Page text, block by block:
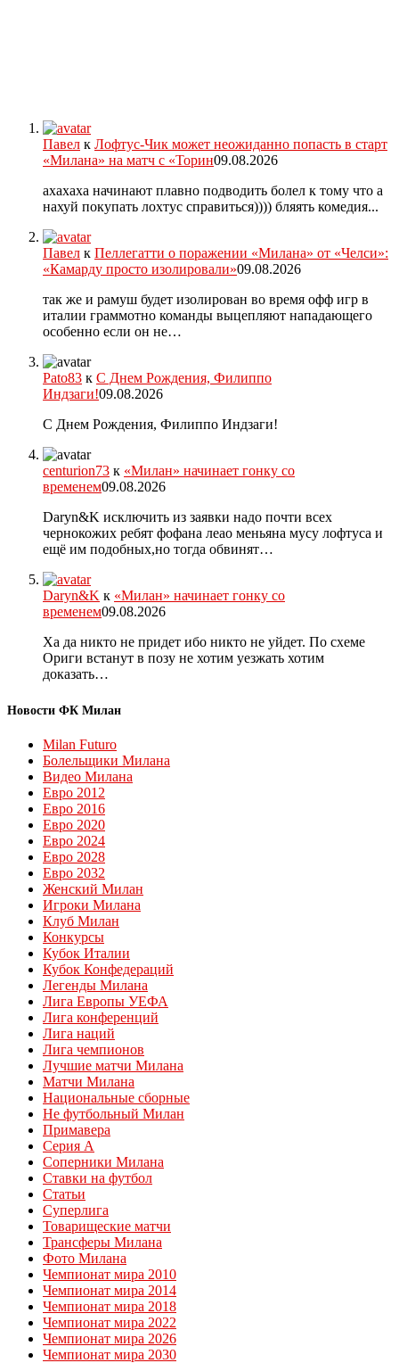
Павел к Лофтус-Чик может неожиданно попасть в старт
«Милана» на матч с «Торин09.08.2026
ахахаха начинают плавно подводить болел к тому что а
нахуй покупать лохтус справиться)))) бляять комедия...
Павел к Пеллегатти о поражении «Милана» от «Челси»:
«Камарду просто изолировали»09.08.2026
так же и рамуш будет изолирован во время офф игр в
италии граммотно команды выцепляют нападающего
особенно если он не…
Pato83 к С Днем Рождения, Филиппо
Индзаги!09.08.2026
С Днем Рождения, Филиппо Индзаги!
centurion73 к «Милан» начинает гонку со
временем09.08.2026
Daryn&K исключить из заявки надо почти всех
чернокожих ребят фофана леао меньяна мусу лофтуса и
ещё им подобных,но тогда обвинят…
Daryn&K к «Милан» начинает гонку со
временем09.08.2026
Ха да никто не придет ибо никто не уйдет. По схеме
Ориги встанут в позу не хотим уезжать хотим
доказать…
Новости ФК Милан
Milan Futuro
Болельщики Милана
Видео Милана
Евро 2012
Евро 2016
Евро 2020
Евро 2024
Евро 2028
Евро 2032
Женский Милан
Игроки Милана
Клуб Милан
Конкурсы
Кубок Италии
Кубок Конфедераций
Легенды Милана
Лига Европы УЕФА
Лига конференций
Лига наций
Лига чемпионов
Лучшие матчи Милана
Матчи Милана
Национальные сборные
Не футбольный Милан
Примавера
Серия А
Соперники Милана
Ставки на футбол
Статьи
Суперлига
Товарищеские матчи
Трансферы Милана
Фото Милана
Чемпионат мира 2010
Чемпионат мира 2014
Чемпионат мира 2018
Чемпионат мира 2022
Чемпионат мира 2026
Чемпионат мира 2030